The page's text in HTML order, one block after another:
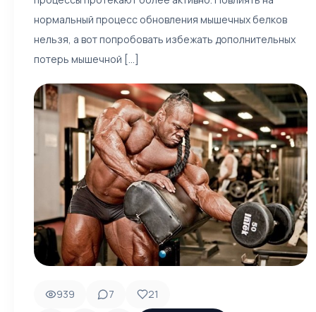
нормальный процесс обновления мышечных белков
нельзя, а вот попробовать избежать дополнительных
потерь мышечной [...]
939 7 21